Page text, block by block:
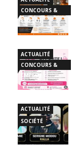
CONCOURS &
EMPLOI
ACTUALITÉ
CONCOURS &
EMPLOI
ACTUALITÉ
SOCIÉTÉ